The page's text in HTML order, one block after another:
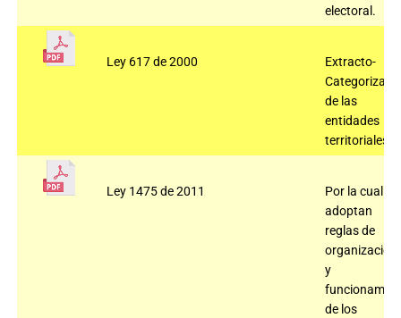
electoral.
Ley 617 de 2000
Extracto-
de las
entidades
territoriales.
Ley 1475 de 2011
Por la cual se
adoptan
reglas de
organización
y
de los